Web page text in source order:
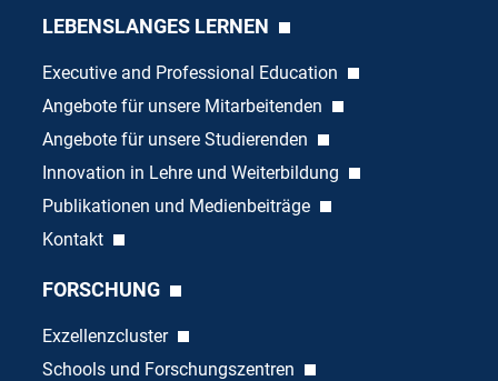
LEBENSLANGES LERNEN
Executive and Professional Education
Angebote für unsere Mitarbeitenden
Angebote für unsere Studierenden
Innovation in Lehre und Weiterbildung
Publikationen und Medienbeiträge
Kontakt
FORSCHUNG
Exzellenzcluster
Schools und Forschungszentren